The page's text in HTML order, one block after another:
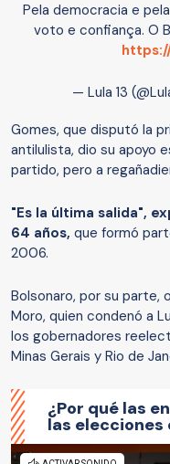
Pela democracia e
voto e confiança. O
— Lula 13
Gomes, que disputó la
antilulista, dio su apoyo
partido, pero a
"Es la última salida",
64 años, que formó
2006.
Bolsonaro, por su parte,
Moro, quien condenó a
los gobernadores
Minas Gerais y Rio de
¿Por qué las
las elecciones